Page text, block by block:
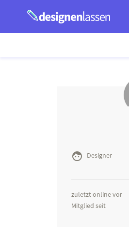
 Designer
zuletzt online vor
Mitglied seit